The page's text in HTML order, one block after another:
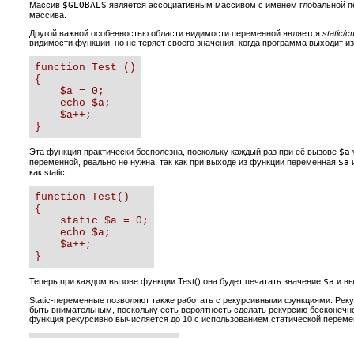
Массив $GLOBALS является ассоциативным массивом с именем глобальной
массива.
Другой важной особенностью области видимости переменной является static/
видимости функции, но не теряет своего значения, когда программа выходит
function Test ()
{
    $a = 0;
    echo $a;
    $a++;
}
Эта функция практически бесполезна, поскольку каждый раз при её вызове $a
переменной, реально не нужна, так как при выходе из функции переменная $a
как static:
function Test()
{
    static $a = 0;
    echo $a;
    $a++;
}
Теперь при каждом вызове функции Test() она будет печатать значение $a и
Static-переменные позволяют также работать с рекурсивными функциями.
быть внимательным, поскольку есть вероятность сделать рекурсию
функция рекурсивно вычисляется до 10 с использованием статической